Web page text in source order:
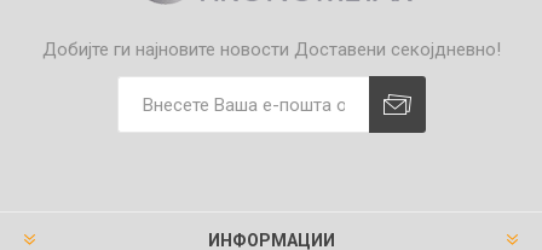
Добијте ги најновите новости Доставени секојдневно!
ИНФОРМАЦИИ